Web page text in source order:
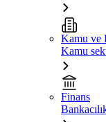
Kamu ve
Kamu
Finans